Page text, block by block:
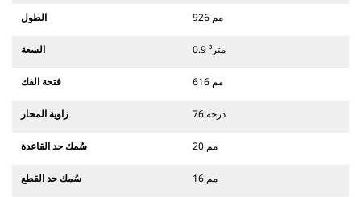
الطول 926 مم
السعة 0.9 متر³
فتحة الفك 616 مم
زاوية المحار 76 درجة
سُمك حد القاعدة 20 مم
سُمك حد القطع 16 مم